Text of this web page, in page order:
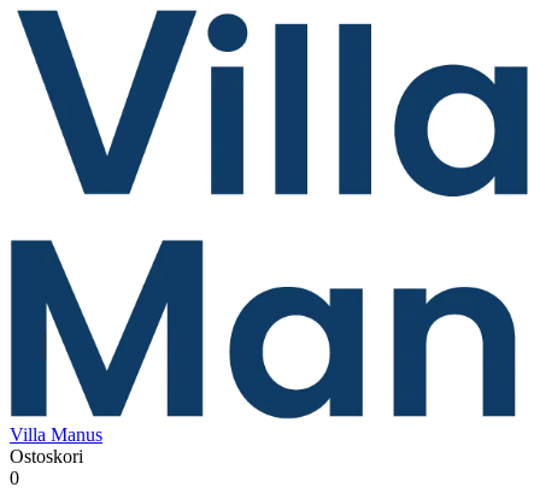
Villa Manus
Ostoskori
0